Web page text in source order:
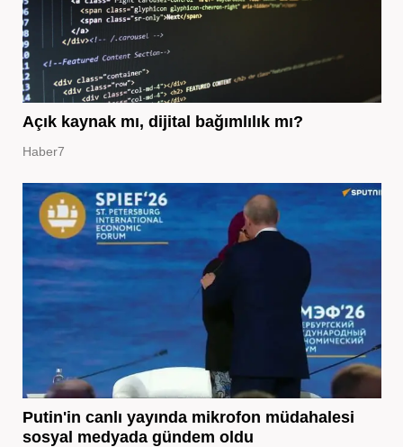
Açık kaynak mı, dijital bağımlılık mı?
Haber7
Putin'in canlı yayında mikrofon müdahalesi
sosyal medyada gündem oldu